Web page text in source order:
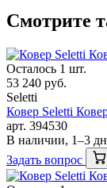
Смотрите
Осталось 1 шт.
53 240 руб.
Seletti
Ковер Seletti
арт. 394530
В наличии, 1–3
Задать вопрос